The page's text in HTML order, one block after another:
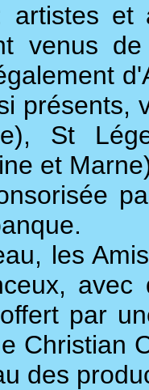
artistes et
venus
présents,
St
et
les
par
Christian
des